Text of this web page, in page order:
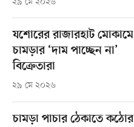
২৯ মে ২০২৬
যশোরের রাজারহাট মোকামে
চামড়ার ‘দাম পাচ্ছেন না’
বিক্রেতারা
২৯ মে ২০২৬
চামড়া পাচার ঠেকাতে কঠোর